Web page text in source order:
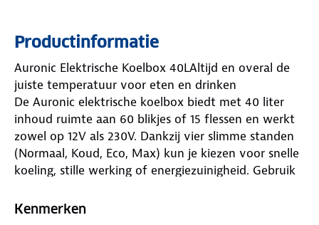
Productinformatie
Auronic Elektrische Koelbox 40LAltijd en overal de
juiste temperatuur voor eten en drinken
De Auronic elektrische koelbox biedt met 40 liter
inhoud ruimte aan 60 blikjes of 15 flessen en werkt
zowel op 12V als 230V. Dankzij vier slimme standen
(Normaal, Koud, Eco, Max) kun je kiezen voor snelle
koeling, stille werking of energiezuinigheid. Gebruik
onderweg; dankzij handvat en wielen neem je hem
Kenmerken